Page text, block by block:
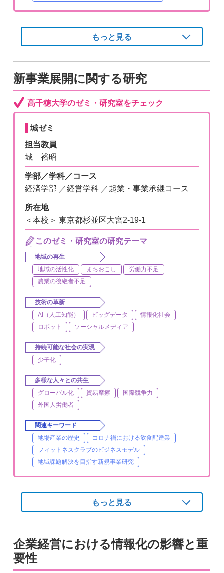
もっと見る
新事業展開に関する研究
高千穂大学のゼミ・研究室をチェック
城ゼミ
担当教員
城 裕昭
学部／学科／コース
経済学部 ／経営学科 ／起業・事業承継コース
所在地
＜本校＞ 東京都杉並区大宮2-19-1
このゼミ・研究室の研究テーマ
地域の再生
地域の活性化
まちおこし
労働力不足
農業の後継者不足
技術の革新
AI（人工知能）
ビッグデータ
情報化社会
ロボット
ソーシャルメディア
持続可能な社会の実現
少子化
多様な人々との共生
グローバル化
貿易摩擦
国際競争力
外国人労働者
関連キーワード
地場産業の歴史
コロナ禍における飲食配達業
フィットネスクラブのビジネスモデル
地域課題解決を目指す新規事業研究
もっと見る
企業経営における情報化の影響と重
要性